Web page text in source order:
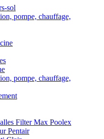
sol
pompe, chauffage,
pompe, chauffage,
Filter Max Poolex
Pentair